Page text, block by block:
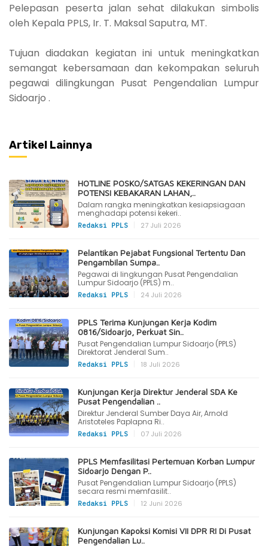
Pelepasan peserta jalan sehat dilakukan simbolis
oleh Kepala PPLS, Ir. T. Maksal Saputra, MT.
Tujuan diadakan kegiatan ini untuk meningkatkan
semangat kebersamaan dan kekompakan seluruh
pegawai dilingkungan Pusat Pengendalian Lumpur
Sidoarjo .
Artikel Lainnya
HOTLINE POSKO/SATGAS KEKERINGAN DAN
POTENSI KEBAKARAN LAHAN,..
Dalam rangka meningkatkan kesiapsiagaan
menghadapi potensi kekeri..
Redaksi PPLS 27 Juli 2026
Pelantikan Pejabat Fungsional Tertentu Dan
Pengambilan Sumpa..
Pegawai di lingkungan Pusat Pengendalian
Lumpur Sidoarjo (PPLS) m..
Redaksi PPLS 24 Juli 2026
PPLS Terima Kunjungan Kerja Kodim
0816/Sidoarjo, Perkuat Sin..
Pusat Pengendalian Lumpur Sidoarjo (PPLS)
Direktorat Jenderal Sum..
Redaksi PPLS 18 Juli 2026
Kunjungan Kerja Direktur Jenderal SDA Ke
Pusat Pengendalian ..
Direktur Jenderal Sumber Daya Air, Arnold
Aristoteles Paplapna Ri..
Redaksi PPLS 07 Juli 2026
PPLS Memfasilitasi Pertemuan Korban Lumpur
Sidoarjo Dengan P..
Pusat Pengendalian Lumpur Sidoarjo (PPLS)
secara resmi memfasilit..
Redaksi PPLS 12 Juni 2026
Kunjungan Kapoksi Komisi VII DPR RI Di Pusat
Pengendalian Lu..